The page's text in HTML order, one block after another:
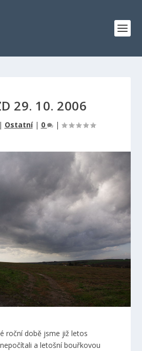
29. 10. 2006
| Ostatní| 0 |
roční době jsme již letos
a letošní bouřkovou